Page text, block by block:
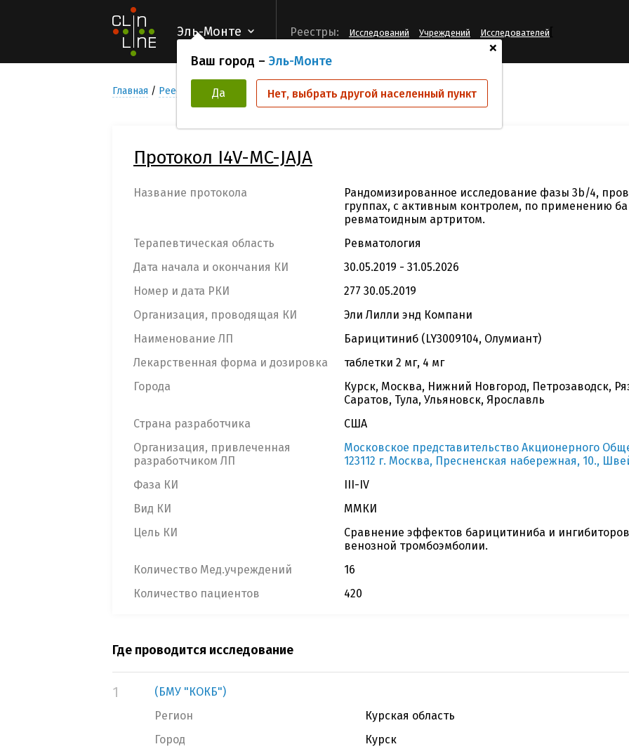
Эль-Монте
+
Ваш город – Эль-Монте
Да Нет, выбрать другой населенный пункт
Реестры: Исследований Учреждений Исследователей
Главная Реестр Клинических исследований I4V-MC-JAJA
Протокол I4V-MC-JAJA
Название протокола
Рандомизированное исследование фазы 3b/4,
группах, с активным контролем, по применению
ревматоидным артритом.
Терапевтическая область
Ревматология
Дата начала и окончания КИ
30.05.2019 - 31.05.2026
Номер и дата РКИ
277 30.05.2019
Организация, проводящая КИ
Эли Лилли энд Компани
Наименование ЛП
Барицитиниб (LY3009104, Олумиант)
Лекарственная форма и дозировка
таблетки 2 мг, 4 мг
Города
Курск, Москва, Нижний Новгород, Петрозаводск,
Саратов, Тула, Ульяновск, Ярославль
Страна разработчика
США
Организация, привлеченная
разработчиком ЛП
Московское представительство Акционерного
123112 г. Москва, Пресненская набережная, 10.,
Фаза КИ
III-IV
Вид КИ
ММКИ
Цель КИ
Сравнение эффектов барицитиниба и
венозной тромбоэмболии.
Количество Мед.учреждений
16
Количество пациентов
420
Где проводится исследование
1
(БМУ "КОКБ")
Регион
Курская область
Город
Курск